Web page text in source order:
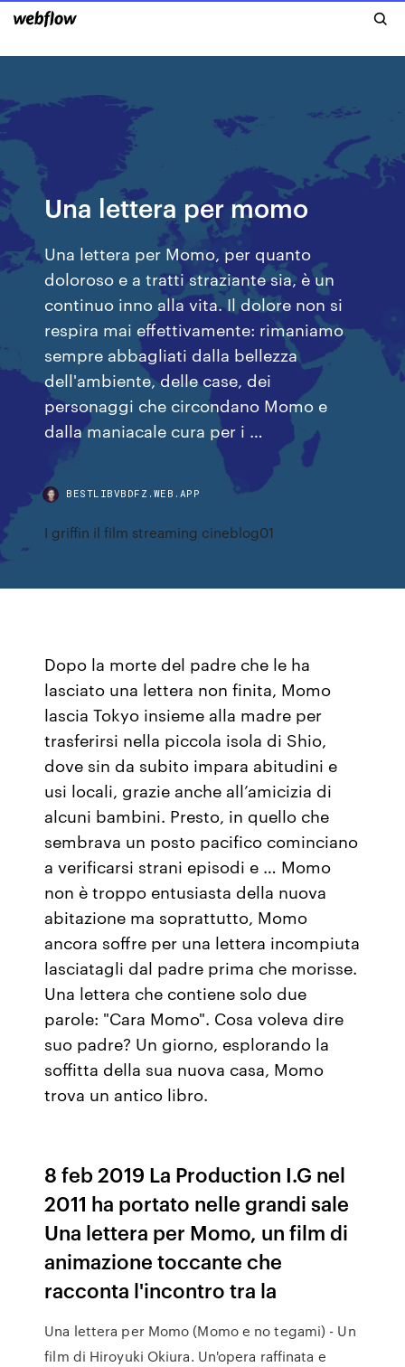
Una lettera per momo
Una lettera per Momo, per quanto
doloroso e a tratti straziante sia, è un
continuo inno alla vita. Il dolore non si
respira mai effettivamente: rimaniamo
sempre abbagliati dalla bellezza
dell'ambiente, delle case, dei
personaggi che circondano Momo e
dalla maniacale cura per i …
BESTLIBVBDFZ.WEB.APP
I griffin il film streaming cineblog01
Dopo la morte del padre che le ha
lasciato una lettera non finita, Momo
lascia Tokyo insieme alla madre per
trasferirsi nella piccola isola di Shio,
dove sin da subito impara abitudini e
usi locali, grazie anche all’amicizia di
alcuni bambini. Presto, in quello che
sembrava un posto pacifico cominciano
a verificarsi strani episodi e … Momo
non è troppo entusiasta della nuova
abitazione ma soprattutto, Momo
ancora soffre per una lettera incompiuta
lasciatagli dal padre prima che morisse.
Una lettera che contiene solo due
parole: "Cara Momo". Cosa voleva dire
suo padre? Un giorno, esplorando la
soffitta della sua nuova casa, Momo
trova un antico libro.
8 feb 2019 La Production I.G nel
2011 ha portato nelle grandi sale
Una lettera per Momo, un film di
animazione toccante che
racconta l'incontro tra la
Una lettera per Momo (Momo e no tegami) - Un
film di Hiroyuki Okiura. Un'opera raffinata e